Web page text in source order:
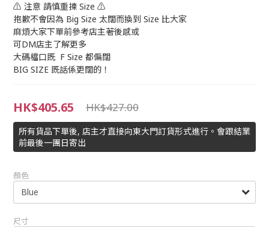
⚠️ 注意 請慎重揀 Size ⚠️
抱歉不會因為 Big Size 太闊而換到 Size 比大家
麻煩大家下單前參考店主著後感或
可DM店主了解更多
大碼檔口既  F Size 都偏闊
BIG SIZE 既話係更闊的！
HK$405.65 HK$427.00
所有貨品下單後, 店主才直接向東大門訂貨形式進行。會跟結業
前最後一團日寄出
顏色
尺寸